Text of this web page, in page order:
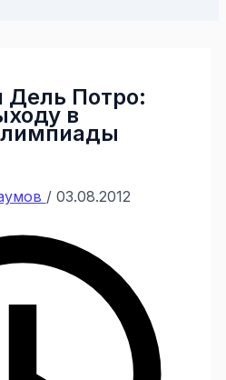
Потро:
в
/ 03.08.2012